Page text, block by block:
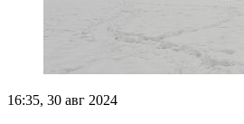
16:35, 30 авг 2024